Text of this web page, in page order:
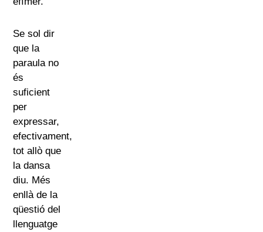
Se sol dir
que la
paraula no
és
suficient
per
expressar,
efectivament,
tot allò que
la dansa
diu. Més
enllà de la
qüestió del
llenguatge